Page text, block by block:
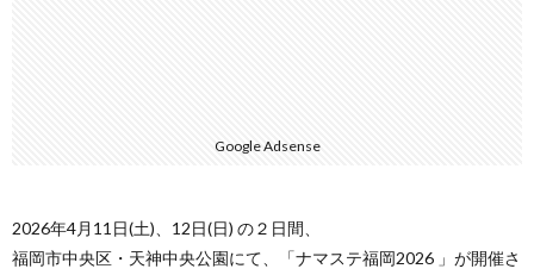
Google Adsense
2026年4月11日(土)、12日(日) の２日間、
福岡市中央区・天神中央公園にて、「ナマステ福岡2026 」が開催さ